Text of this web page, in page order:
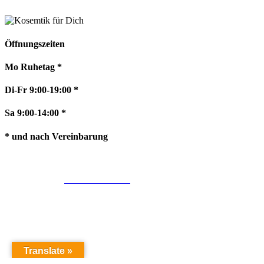
Öffnungszeiten
Mo Ruhetag *
Di-Fr 9:00-19:00 *
Sa 9:00-14:00 *
* und nach Vereinbarung
Translate »